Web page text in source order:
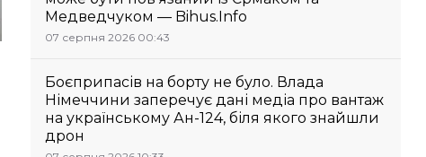
Медведчуком — Bihus.Info
07 серпня 2026 00:43
Боєприпасів на борту не було. Влада
Німеччини заперечує дані медіа про вантаж
на українському Ан-124, біля якого знайшли
дрон